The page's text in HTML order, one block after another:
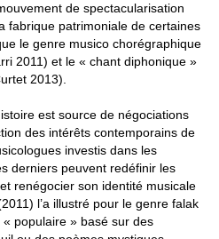
de spectacularisation
fabrique patrimoniale de certaines
le genre musico chorégraphique
2011) et le « chant diphonique »
2013).
est source de négociations
des intérêts contemporains de
investis dans les
derniers peuvent redéfinir les
renégocier son identité musicale
l’a illustré pour le genre falak
populaire » basé sur des